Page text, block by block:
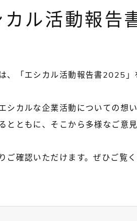
カル活動報
、「エシカル活動報告書2025」
シカルな企業活動についての想
とともに、そこから多様なご意
ご確認いただけます。ぜひご覧く